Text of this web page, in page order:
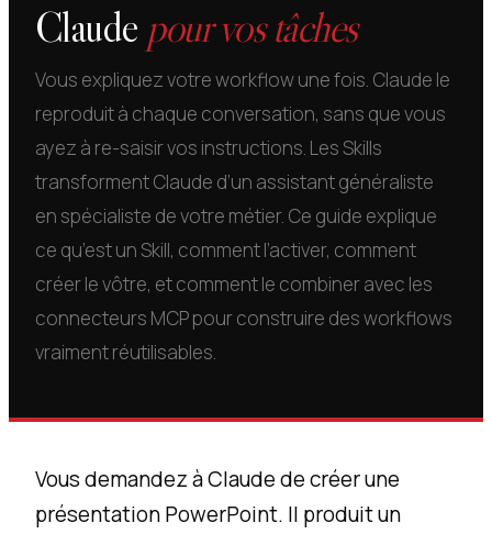
Claude pour vos tâches
Vous expliquez votre workflow une fois. Claude le
reproduit à chaque conversation, sans que vous
ayez à re-saisir vos instructions. Les Skills
transforment Claude d’un assistant généraliste
en spécialiste de votre métier. Ce guide explique
ce qu’est un Skill, comment l’activer, comment
créer le vôtre, et comment le combiner avec les
connecteurs MCP pour construire des workflows
vraiment réutilisables.
Vous demandez à Claude de créer une
présentation PowerPoint. Il produit un